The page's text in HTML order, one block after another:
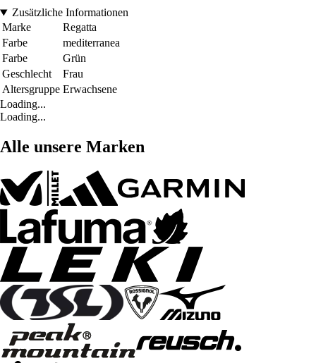
Zusätzliche Informationen
Marke
Regatta
Farbe
mediterranea
Farbe
Grün
Geschlecht
Frau
Altersgruppe Erwachsene
Loading...
Loading...
Alle unsere Marken